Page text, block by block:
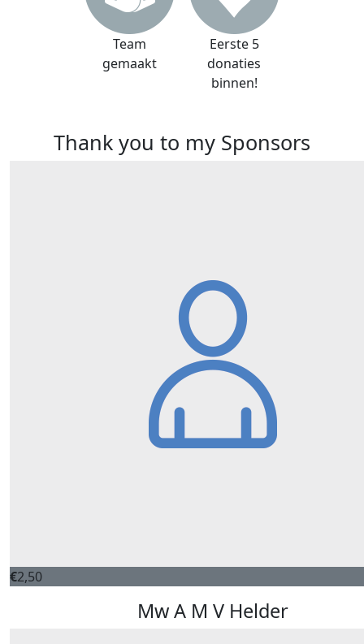
Team
gemaakt
Eerste 5
donaties
binnen!
Thank you to my Sponsors
€2,50
Mw A M V Helder